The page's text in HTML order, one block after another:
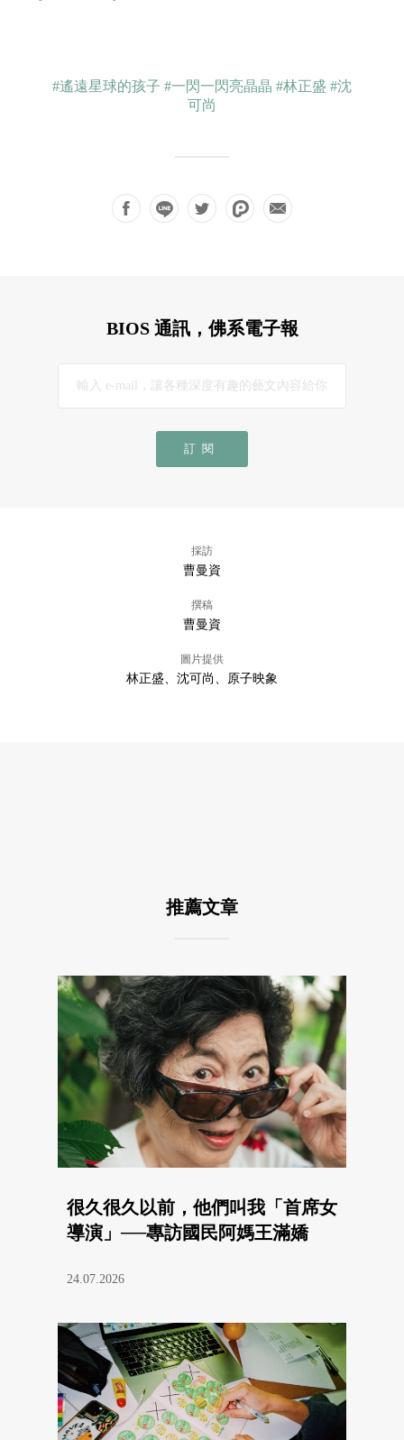
#遙遠星球的孩子 #一閃一閃亮晶晶 #林正盛 #沈
可尚
BIOS 通訊，佛系電子報
訂閱
採訪
曹曼資
撰稿
曹曼資
圖片提供
林正盛、沈可尚、原子映象
推薦文章
很久很久以前，他們叫我「首席女
導演」──專訪國民阿媽王滿嬌
24.07.2026